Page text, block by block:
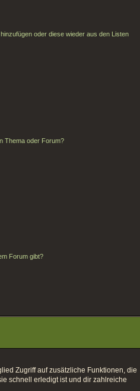
oder diese wieder aus den Listen
Thema oder Forum?
Forum gibt?
Zugriff auf zusätzliche Funktionen, die
schnell erledigt ist und dir zahlreiche